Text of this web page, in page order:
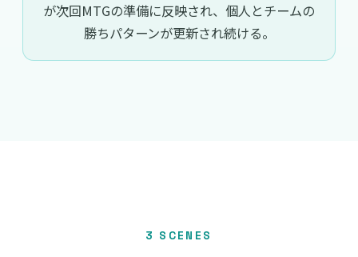
が次回MTGの準備に反映され、個人とチームの
勝ちパターンが更新され続ける。
3 SCENES